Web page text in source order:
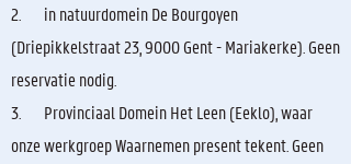
2. in natuurdomein De Bourgoyen
(Driepikkelstraat 23, 9000 Gent - Mariakerke). Geen
reservatie nodig.
3. Provinciaal Domein Het Leen (Eeklo), waar
onze werkgroep Waarnemen present tekent. Geen